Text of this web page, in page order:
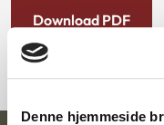
Denne hjemmeside
Download PDF